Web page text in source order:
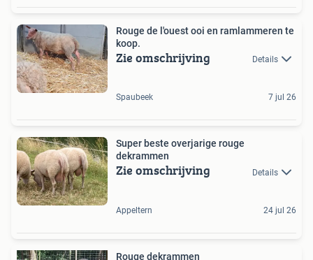
Rouge de l'ouest ooi en ramlammeren te
koop.
Zie omschrijving Details
Spaubeek 7 jul 26
Super beste overjarige rouge
dekrammen
Zie omschrijving Details
Appeltern 24 jul 26
Rouge dekrammen